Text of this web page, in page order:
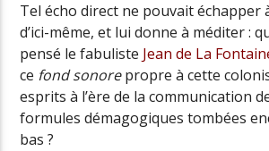
Tel écho direct ne pouvait échapper
d’ici-même, et lui donne à méditer :
pensé le fabuliste Jean de La
ce fond sonorepropre àcette
esprits à l’ère de la communication
formules démagogiques tombées
bas ?